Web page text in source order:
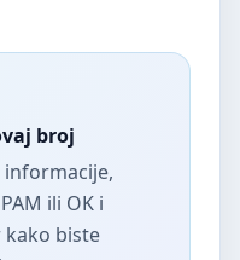
broj
ili OK i
biste